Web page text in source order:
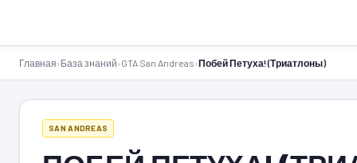
Главная›База знаний›GTA San Andreas›Побей Петуха! (Триатлоны)
SAN ANDREAS